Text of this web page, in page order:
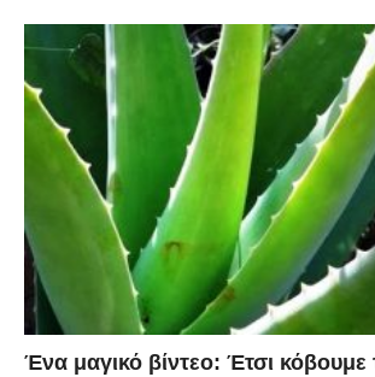
Ένα μαγικό βίντεο: Έτσι κόβουμε